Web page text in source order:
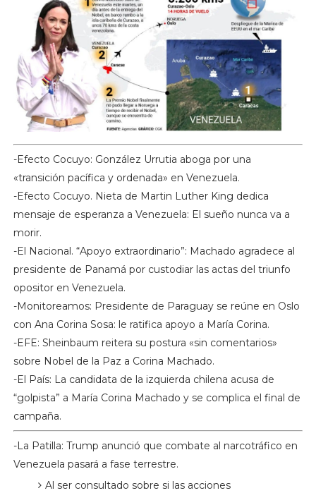
-Efecto Cocuyo: González Urrutia aboga por una
«transición pacífica y ordenada» en Venezuela.
-Efecto Cocuyo. Nieta de Martin Luther King dedica
mensaje de esperanza a Venezuela: El sueño nunca va a
morir.
-El Nacional. “Apoyo extraordinario”: Machado agradece al
presidente de Panamá por custodiar las actas del triunfo
opositor en Venezuela.
-Monitoreamos: Presidente de Paraguay se reúne en Oslo
con Ana Corina Sosa: le ratifica apoyo a María Corina.
-EFE: Sheinbaum reitera su postura «sin comentarios»
sobre Nobel de la Paz a Corina Machado.
-El País: La candidata de la izquierda chilena acusa de
“golpista” a María Corina Machado y se complica el final de
campaña.
-La Patilla: Trump anunció que combate al narcotráfico en
Venezuela pasará a fase terrestre.
Al ser consultado sobre si las acciones